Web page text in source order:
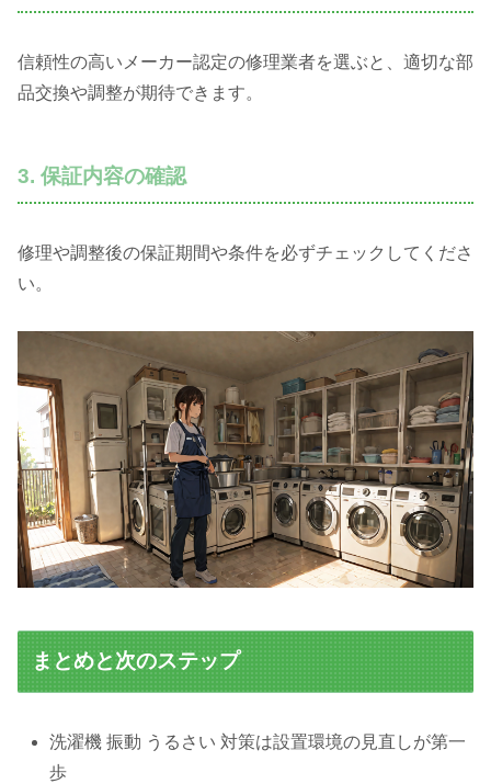
信頼性の高いメーカー認定の修理業者を選ぶと、適切な部
品交換や調整が期待できます。
3. 保証内容の確認
修理や調整後の保証期間や条件を必ずチェックしてくださ
い。
まとめと次のステップ
洗濯機 振動 うるさい 対策は設置環境の見直しが第一
歩